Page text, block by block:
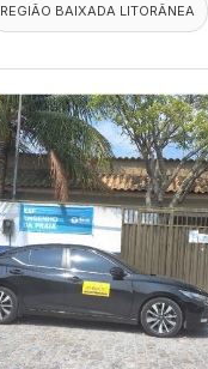
REGIÃO BAIXADA LITORÂNEA